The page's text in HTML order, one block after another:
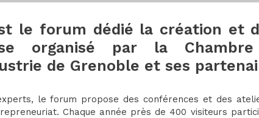
le forum dédié la création et
organisé par la
de Grenoble et ses
le forum propose des conférences et des
Chaque année près de 400 visiteurs